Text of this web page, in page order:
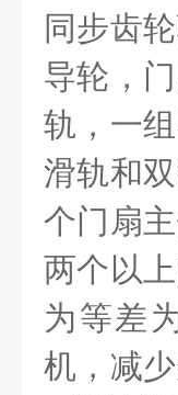
同步齿
导轮，
轨，一
滑轨和
个门扇
两个以
为等差
机，减